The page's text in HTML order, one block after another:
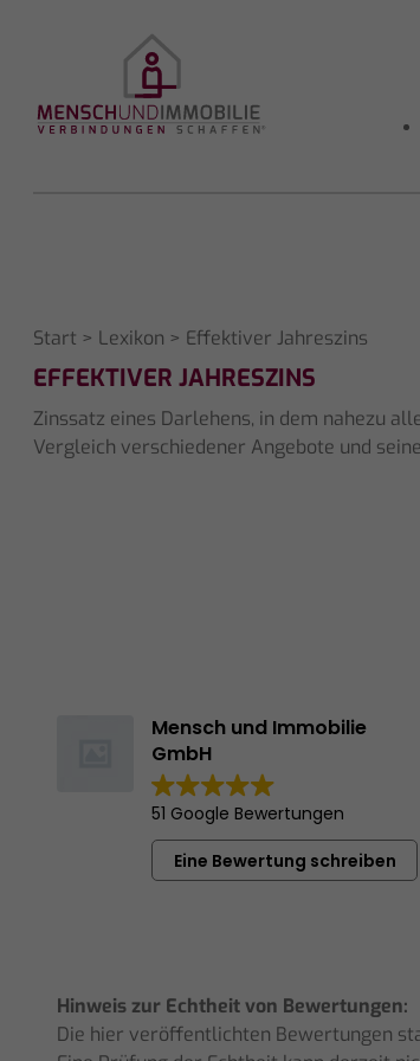
Start > Lexikon > Effektiver Jahreszins
EFFEKTIVER JAHRESZINS
Zinssatz eines Darlehens, in dem nahezu
Vergleich verschiedener Angebote und
Mensch und Immobilie
GmbH
51 Google Bewertungen
Eine Bewertung schreiben
Hinweis zur Echtheit von Bewertungen:
Die hier veröffentlichten Bewertungen